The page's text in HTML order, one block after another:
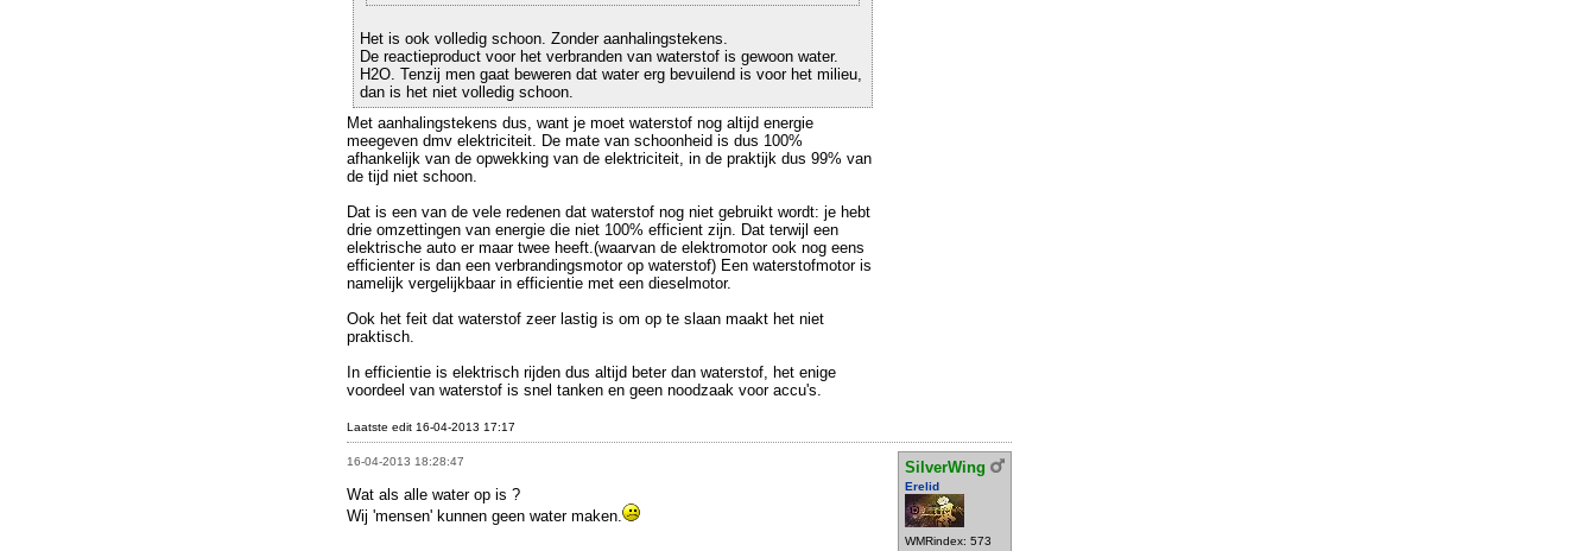
Het is ook volledig schoon. Zonder aanhalingstekens.
De reactieproduct voor het verbranden van waterstof is gewoon water.
H2O. Tenzij men gaat beweren dat water erg bevuilend is voor het milieu,
dan is het niet volledig schoon.
Met aanhalingstekens dus, want je moet waterstof nog altijd energie
meegeven dmv elektriciteit. De mate van schoonheid is dus 100%
afhankelijk van de opwekking van de elektriciteit, in de praktijk dus 99% van
de tijd niet schoon.
Dat is een van de vele redenen dat waterstof nog niet gebruikt wordt: je hebt
drie omzettingen van energie die niet 100% efficient zijn. Dat terwijl een
elektrische auto er maar twee heeft.(waarvan de elektromotor ook nog eens
efficienter is dan een verbrandingsmotor op waterstof) Een waterstofmotor is
namelijk vergelijkbaar in efficientie met een dieselmotor.
Ook het feit dat waterstof zeer lastig is om op te slaan maakt het niet
praktisch.
In efficientie is elektrisch rijden dus altijd beter dan waterstof, het enige
voordeel van waterstof is snel tanken en geen noodzaak voor accu's.
Laatste edit 16-04-2013 17:17
16-04-2013 18:28:47 SilverWing
Erelid
WMRindex: 573
Wat als alle water op is ?
Wij 'mensen' kunnen geen water maken.